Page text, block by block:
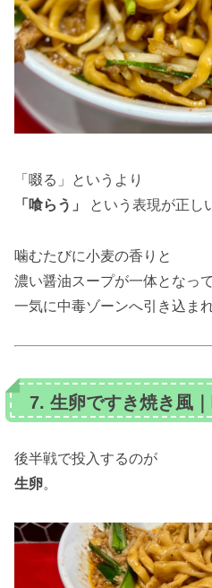
「啜る」というより
「喰らう」
という表現が正し
噛むたびに小麦の香りと
濃い醤油スープが一体となっ
一気に中毒ゾーンへ引き込まれ
7. 生卵ですき焼き風
後半戦で投入するのが
生卵。